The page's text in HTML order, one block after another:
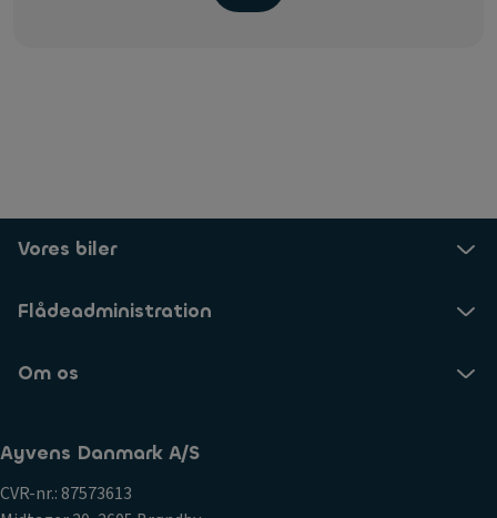
Vores biler
Flådeadministration
Om os
Ayvens Danmark A/S
CVR-nr.: 87573613